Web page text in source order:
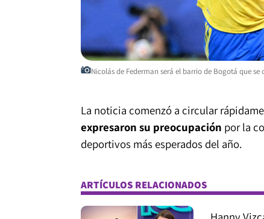
Nicolás de Federman será el barrio de Bogotá que
La noticia comenzó a circular
expresaron su preocupación por la
deportivos más esperados del año.
ARTÍCULOS RELACIONADOS